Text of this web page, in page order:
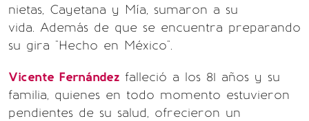
nietas, Cayetana y Mía, sumaron a su
vida. Además de que se encuentra preparando
su gira "Hecho en México".
Vicente Fernández falleció a los 81 años y su
familia, quienes en todo momento estuvieron
pendientes de su salud, ofrecieron un